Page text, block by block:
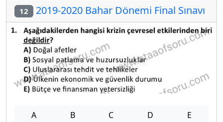
12 2019-2020 Bahar Dönemi Final Sınavı
A B C D E